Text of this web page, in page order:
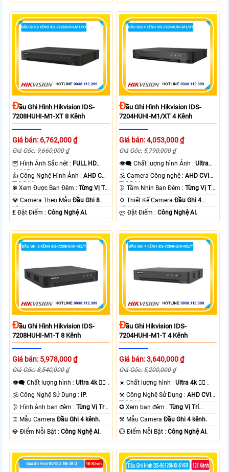
ĐẦu Ghi Hình Hikvision IDS-
7208HUHI-M1-XT 8 Kênh
Giá bán: 6,762,000 ₫
Giá Gốc: 9,660,000 ₫
🦉 Hình Ảnh Sắc nét : FULL HD
1080P .
👍 Công Nghệ Hình Ảnh :AHD CVI
TVI BCS.
❃ Xem Được Ban Đêm :Từng Vị Trí
Camera .
💎 Camera Theo MẫuĐầu Ghi 8
kênh.
️₤ Đặt Điểm :Công Nghệ AI.
ĐẦu Ghi Hình Hikvision IDS-
7204HUHI-M1/XT 4 Kênh
Giá bán: 4,053,000 ₫
Giá Gốc: 5,790,000 ₫
👁️‍🗨 Chất lượng hình Ảnh :Ultra
4k 👍🏾 .
🕉️ Camera Công nghệ :AHD CVI
TVI BCS.
🌛 Tầm Nhìn Ban Đêm :Từng Vị Trí
Camera .
💢 Thiết Kế CameraĐầu Ghi 4
kênh.
️ლ Đặt Điểm :Công Nghệ AI.
ĐẦu Ghi Hình Hikvision IDS-
7208HUHI-M1-T 8 Kênh
Giá bán: 5,978,000 ₫
Giá Gốc: 8,540,000 ₫
👁️‍🗨 Chất lượng hình :Ultra 4k 👍🏾 .
🕉️ Công Nghệ Sử Dụng : IP.
🌛 Hình ảnh ban đêm :Từng Vị Trí
Camera .
♊ Mẫu CameraĐầu Ghi 4 kênh.
️💎 Điểm Nỗi Bật :Công Nghệ AI.
ĐẦu Ghi Hikvision IDS-
7204HUHI-M1-T 4 Kênh
Giá bán: 3,640,000 ₫
Giá Gốc: 5,200,000 ₫
☀️ Chất lượng hình :Ultra 4k 👍🏾 .
⚒ Công Nghệ Sử Dụng :AHD CVI
TVI BCS.
✪ Xem ban đêm :Từng Vị Trí
Camera .
⚒ Mẫu CameraĐầu Ghi 4 kênh.
️💮 Điểm Nỗi Bật :Công Nghệ AI.